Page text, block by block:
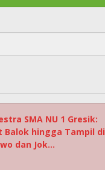
SMA NU 1 Gresik:
Balok hingga Tampil di
dan Jok…